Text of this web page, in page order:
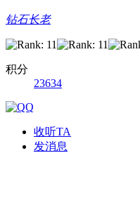
钻石长老
积分
23634
收听TA
发消息